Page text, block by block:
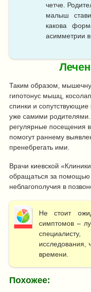
четче.
малыш
какова
асимметрии в
Таким образом,
гипотонус мышц,
спинки и
уже самими
регулярные посещения
помогут раннему
пренебрегать ими.
Врачи киевской
обращаться за
неблагополучия в
Не стоит
симптомов –
времени.
Похожее: